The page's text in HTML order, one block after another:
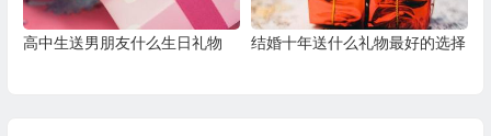
高中生送男朋友什么生日礼物 结婚十年送什么礼物最好的选择